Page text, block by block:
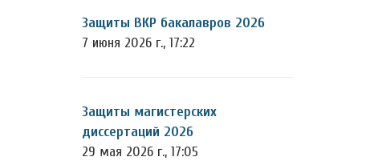
Защиты ВКР бакалавров 2026
7 июня 2026 г., 17:22
Защиты магистерских
диссертаций 2026
29 мая 2026 г., 17:05